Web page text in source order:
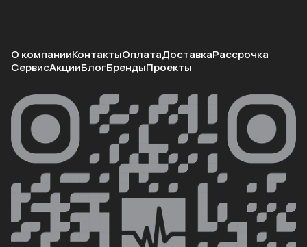
О компанииКонтактыОплатаДоставкаРассрочка
СервисАкцииБлогБрендыПроекты